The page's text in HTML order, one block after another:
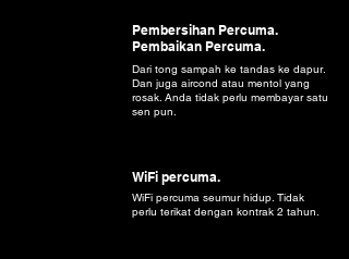
Pembersihan Percuma.
Pembaikan Percuma.
Dari tong sampah ke tandas ke dapur.
Dan juga aircond atau mentol yang
rosak. Anda tidak perlu membayar satu
sen pun.
WiFi percuma.
WiFi percuma seumur hidup. Tidak
perlu terikat dengan kontrak 2 tahun.